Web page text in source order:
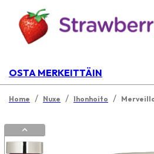
OSTA MERKEITTÄIN
Home / Nuxe / Ihonhoito /